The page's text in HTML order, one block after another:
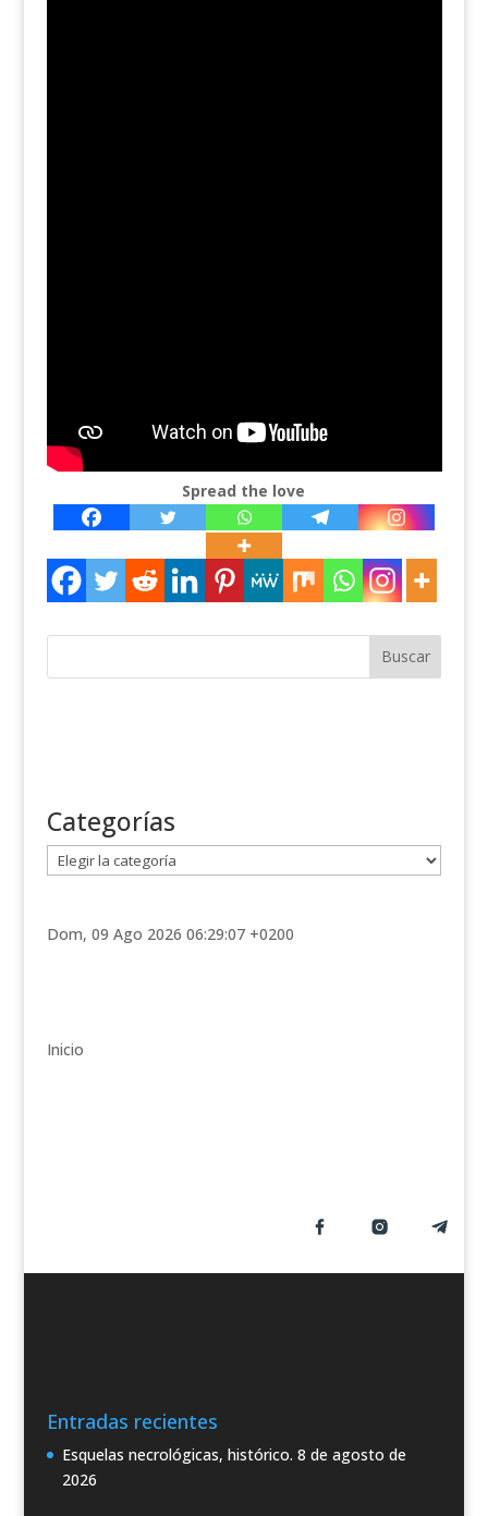
Spread the love
Categorías
a
e
a
Dom, 09 Ago 2026 06:29:07 +0200
Inicio
Entradas recientes
Esquelas necrológicas, histórico. 8 de agosto de
2026